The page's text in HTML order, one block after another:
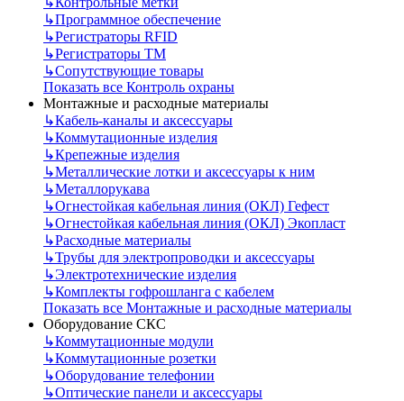
↳Программное обеспечение
↳Регистраторы RFID
↳Регистраторы ТМ
↳Сопутствующие товары
Показать все Контроль охраны
Монтажные и расходные материалы
↳Кабель-каналы и аксессуары
↳Коммутационные изделия
↳Крепежные изделия
↳Металлические лотки и аксессуары к ним
↳Металлорукава
↳Огнестойкая кабельная линия (ОКЛ) Гефест
↳Огнестойкая кабельная линия (ОКЛ) Экопласт
↳Расходные материалы
↳Трубы для электропроводки и аксессуары
↳Электротехнические изделия
↳Комплекты гофрошланга с кабелем
Показать все Монтажные и расходные материалы
Оборудование СКС
↳Коммутационные модули
↳Коммутационные розетки
↳Оборудование телефонии
↳Оптические панели и аксессуары